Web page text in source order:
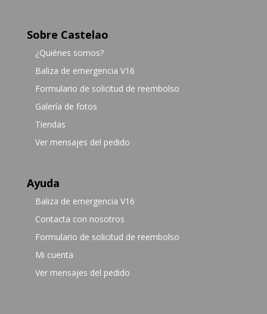
Sobre Castelao
¿Quiénes somos?
Baliza de emergencia V16
Formulario de solicitud de reembolso
Galería de fotos
Tiendas
Ver mensajes del pedido
Ayuda
Baliza de emergencia V16
Contacta con nosotros
Formulario de solicitud de reembolso
Mi cuenta
Ver mensajes del pedido